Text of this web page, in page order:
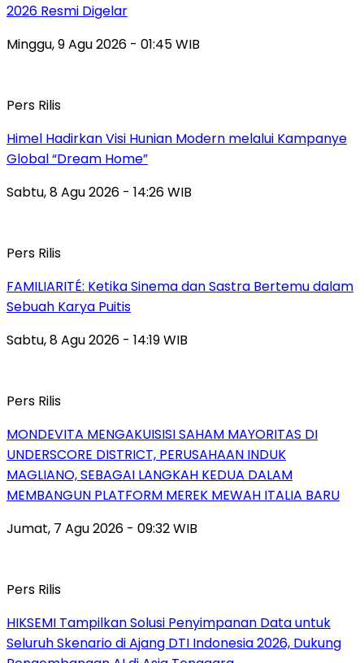
2026 Resmi Digelar
Minggu, 9 Agu 2026 - 01:45 WIB
Pers Rilis
Himel Hadirkan Visi Hunian Modern melalui Kampanye
Global “Dream Home”
Sabtu, 8 Agu 2026 - 14:26 WIB
Pers Rilis
FAMILIARITÉ: Ketika Sinema dan Sastra Bertemu dalam
Sebuah Karya Puitis
Sabtu, 8 Agu 2026 - 14:19 WIB
Pers Rilis
MONDEVITA MENGAKUISISI SAHAM MAYORITAS DI
UNDERSCORE DISTRICT, PERUSAHAAN INDUK
MAGLIANO, SEBAGAI LANGKAH KEDUA DALAM
MEMBANGUN PLATFORM MEREK MEWAH ITALIA BARU
Jumat, 7 Agu 2026 - 09:32 WIB
Pers Rilis
HIKSEMI Tampilkan Solusi Penyimpanan Data untuk
Seluruh Skenario di Ajang DTI Indonesia 2026, Dukung